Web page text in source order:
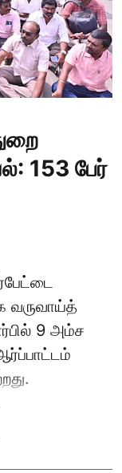
153 பேர்
வருவாய்த்
9 அம்ச